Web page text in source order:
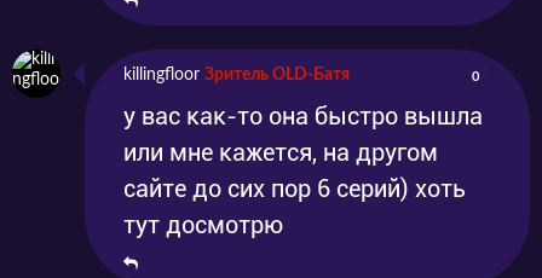
killingfloor Зритель OLD-Батя 0
у вас как-то она быстро вышла
или мне кажется, на другом
сайте до сих пор 6 серий) хоть
тут досмотрю